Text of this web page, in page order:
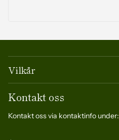
Vilkår
Kontakt oss
Kontakt oss via kontaktinfo under: